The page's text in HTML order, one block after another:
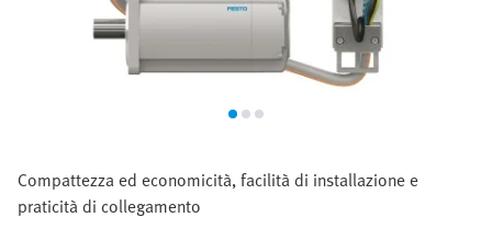
Compattezza ed economicità, facilità di installazione e
praticità di collegamento